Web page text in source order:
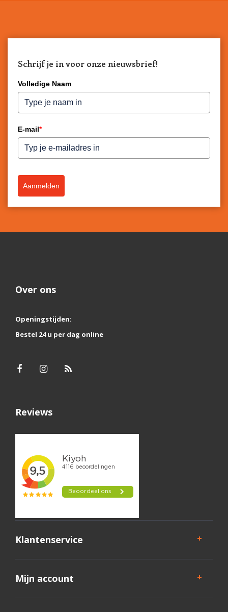
Schrijf je in voor onze nieuwsbrief!
Volledige Naam
E-mail*
Aanmelden
Over ons
Openingstijden:
Bestel 24 u per dag online
Reviews
Klantenservice
Mijn account